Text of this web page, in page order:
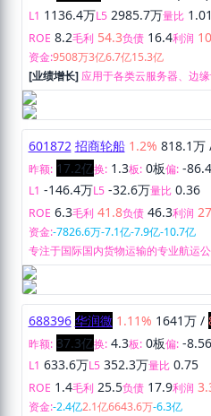
L1 1136.4万L5 2985.7万量比 1.01
ROE 8.2毛利 54.3负债 16.4利润
资金:9508万3亿6.7亿15.3亿
[业绩增长]应用于各类云服务器、边
设备中人工智能核心芯片的研发、设
601872 招商轮船 1.2% 818.1万
昨额: 17.2亿换: 1.3板: 0板偏: -
L1 -146.4万L5 -32.6万量比 0.36
ROE 6.3毛利 41.8负债 46.3利润
资金:-7826.6万-7.1亿-7.9亿-10.7亿
专注于国际国内货物运输的专业航运
运输、干散货运输为双核心主业，其
汽车滚装等特种运输）为有机补充。
688396 华润微 1.11% 1641万 /
昨额: 37.3亿换: 4.3板: 0板偏: -8.56
L1 633.6万L5 352.3万量比 0.75
ROE 1.4毛利 25.5负债 17.9利润
资金:-2.4亿2.1亿6643.6万-6.3亿